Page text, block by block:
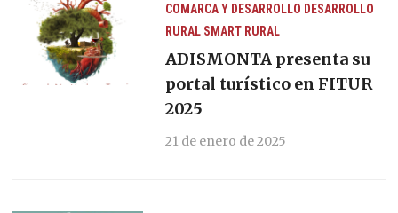
COMARCA Y DESARROLLO DESARROLLO
RURAL SMART RURAL
ADISMONTA presenta su
portal turístico en FITUR
2025
21 de enero de 2025